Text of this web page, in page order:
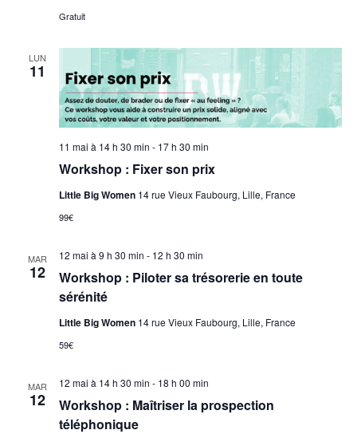
Gratuit
LUN
11
Workshop : Fixer son prix
11 mai à 14 h 30 min - 17 h 30 min
Little Big Women 14 rue Vieux Faubourg, Lille, France
99€
MAR
12
Workshop : Piloter sa trésorerie en toute
sérénité
12 mai à 9 h 30 min - 12 h 30 min
Little Big Women 14 rue Vieux Faubourg, Lille, France
59€
MAR
12
Workshop : Maîtriser la prospection
téléphonique
12 mai à 14 h 30 min - 18 h 00 min